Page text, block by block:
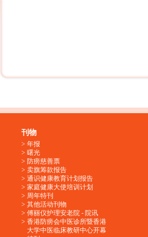
刊物
年报
曙光
防痨慈善票
卖旗筹款报告
通识健康教育计划报告
家庭健康大使培训计划
周年特刊
其他活动刊物
傅丽仪护理安老院 - 院讯
香港防痨会中医诊所暨香港
大学中医临床教研中心开幕